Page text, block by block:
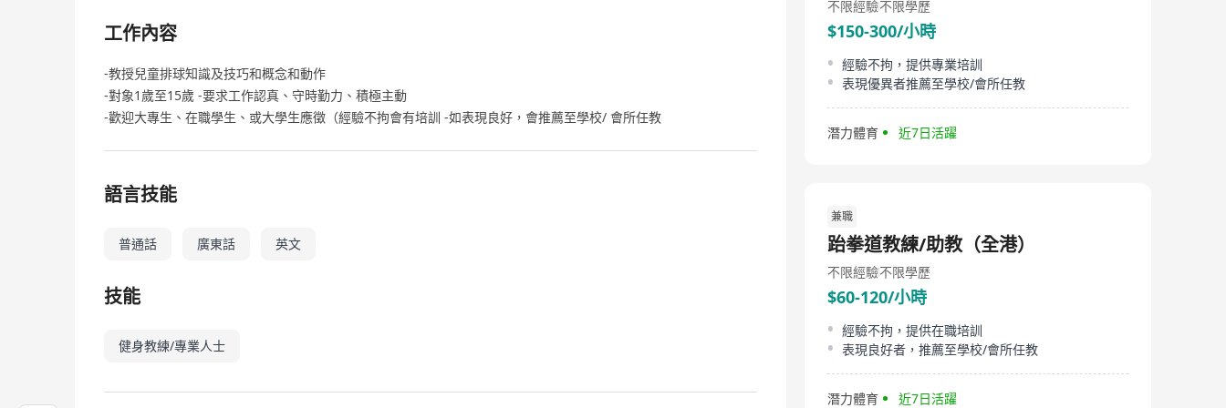
工作內容
-教授兒童排球知識及技巧和概念和動作
-對象1歲至15歲 -要求工作認真、守時勤力、積極主動
-歡迎大專生、在職學生、或大學生應徵（經驗不拘會有培訓 -如表現良好，會推薦至學校/ 會所任教
語言技能
普通話 廣東話 英文
技能
健身教練/專業人士
不限經驗不限學歷
$150-300/小時
經驗不拘，提供專業培訓
表現優異者推薦至學校/會所任教
潛力體育 近7日活躍
兼職
跆拳道教練/助教（全港）
不限經驗不限學歷
$60-120/小時
經驗不拘，提供在職培訓
表現良好者，推薦至學校/會所任教
潛力體育 近7日活躍